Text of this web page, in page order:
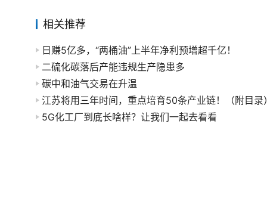
相关推荐
日赚5亿多，“两桶油”上半年净利预增超千亿！
二硫化碳落后产能违规生产隐患多
碳中和油气交易在升温
江苏将用三年时间，重点培育50条产业链！（附目录
5G化工厂到底长啥样？让我们一起去看看